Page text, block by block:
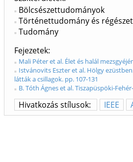
Bölcsészettudományok
Történettudomány és régészet
Tudomány
Fejezetek
Mali Péter et al. Élet és halál
Istvánovits Eszter et al. Hölgy
látták a csillagok. pp. 107-131
B. Tóth Ágnes et al. Tiszapüspöki-
Hivatkozás stílusok: IEEE